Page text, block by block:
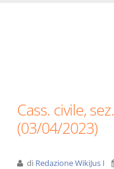
Cass. civile,
(03/04/2023)
di Redazione WikiJus I